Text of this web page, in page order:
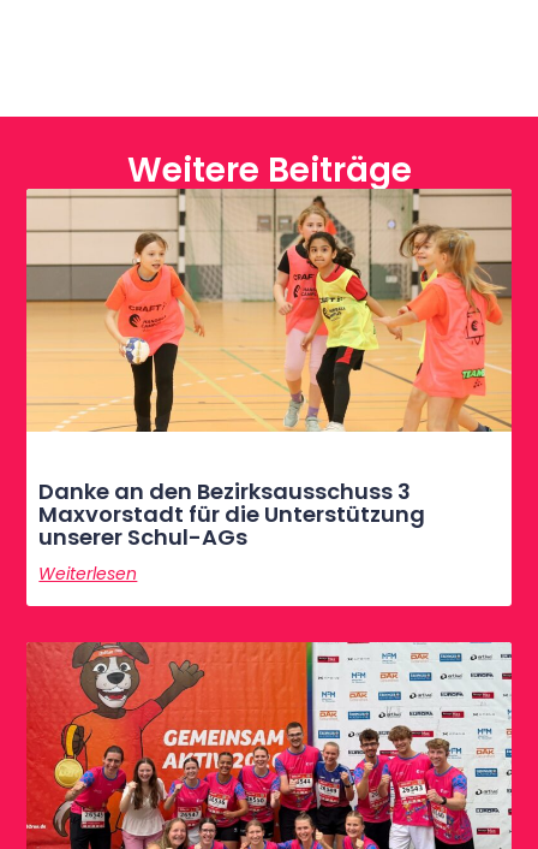
Weitere Beiträge
Danke an den Bezirksausschuss 3
Maxvorstadt für die Unterstützung
unserer Schul-AGs
Weiterlesen